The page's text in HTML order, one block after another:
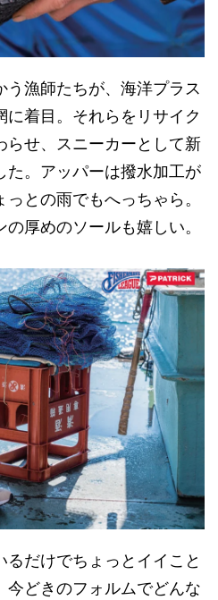
う漁師たちが、海洋プラス
に着目。それらをリサイク
らせ、スニーカーとして新
た。アッパーは撥水加工が
との雨でもへっちゃら。
厚めのソールも嬉しい。
だけでちょっとイイこと
今どきのフォルムでどんな